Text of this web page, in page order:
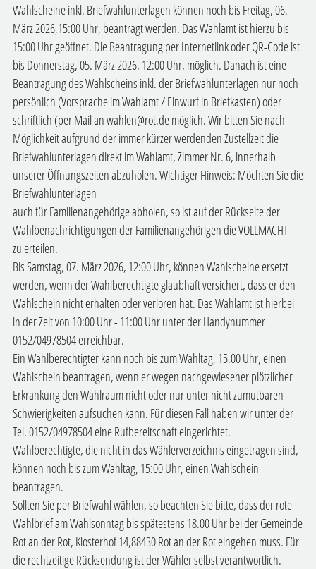
Wahlscheine inkl. Briefwahlunterlagen können noch bis Freitag, 06.
März 2026,15:00 Uhr, beantragt werden. Das Wahlamt ist hierzu bis
15:00 Uhr geöffnet. Die Beantragung per Internetlink oder QR-Code ist
bis Donnerstag, 05. März 2026, 12:00 Uhr, möglich. Danach ist eine
Beantragung des Wahlscheins inkl. der Briefwahlunterlagen nur noch
persönlich (Vorsprache im Wahlamt / Einwurf in Briefkasten) oder
schriftlich (per Mail an wahlen@rot.de möglich. Wir bitten Sie nach
Möglichkeit aufgrund der immer kürzer werdenden Zustellzeit die
Briefwahlunterlagen direkt im Wahlamt, Zimmer Nr. 6, innerhalb
unserer Öffnungszeiten abzuholen. Wichtiger Hinweis: Möchten Sie die
Briefwahlunterlagen
auch für Familienangehörige abholen, so ist auf der Rückseite der
Wahlbenachrichtigungen der Familienangehörigen die VOLLMACHT
zu erteilen.
Bis Samstag, 07. März 2026, 12:00 Uhr, können Wahlscheine ersetzt
werden, wenn der Wahlberechtigte glaubhaft versichert, dass er den
Wahlschein nicht erhalten oder verloren hat. Das Wahlamt ist hierbei
in der Zeit von 10:00 Uhr - 11:00 Uhr unter der Handynummer
0152/04978504 erreichbar.
Ein Wahlberechtigter kann noch bis zum Wahltag, 15.00 Uhr, einen
Wahlschein beantragen, wenn er wegen nachgewiesener plötzlicher
Erkrankung den Wahlraum nicht oder nur unter nicht zumutbaren
Schwierigkeiten aufsuchen kann. Für diesen Fall haben wir unter der
Tel. 0152/04978504 eine Rufbereitschaft eingerichtet.
Wahlberechtigte, die nicht in das Wählerverzeichnis eingetragen sind,
können noch bis zum Wahltag, 15:00 Uhr, einen Wahlschein
beantragen.
Sollten Sie per Briefwahl wählen, so beachten Sie bitte, dass der rote
Wahlbrief am Wahlsonntag bis spätestens 18.00 Uhr bei der Gemeinde
Rot an der Rot, Klosterhof 14,88430 Rot an der Rot eingehen muss. Für
die rechtzeitige Rücksendung ist der Wähler selbst verantwortlich.